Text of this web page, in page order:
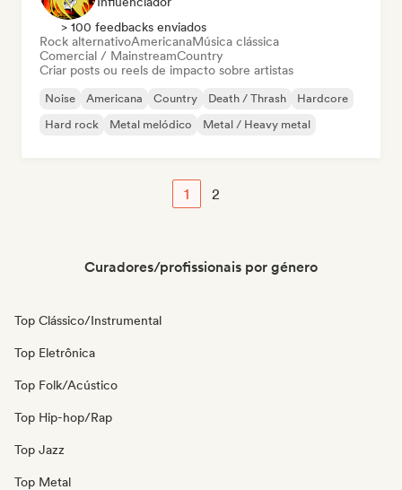
> 100 feedbacks enviados
Rock alternativoAmericanaMúsica clássica
Comercial / MainstreamCountry
Criar posts ou reels de impacto sobre artistas
Noise Americana Country Death / Thrash
Hardcore
Hard rock
Metal melódico Metal / Heavy metal
1 2
Curadores/profissionais por género
Top Clássico/Instrumental
Top Eletrônica
Top Folk/Acústico
Top Hip-hop/Rap
Top Jazz
Top Metal